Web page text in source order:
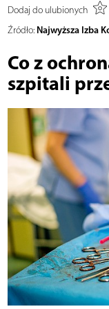
Dodaj do ulubionych
Źródło: Najwyższa Izba
Co z
szpitali